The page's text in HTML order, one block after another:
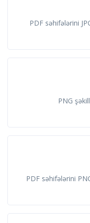
PDF səhifələrini
PNG
PDF səhifələrini